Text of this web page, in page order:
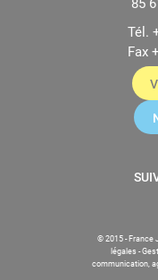
85
Tél.
Fax
© 2015 - France
légales -
communication,